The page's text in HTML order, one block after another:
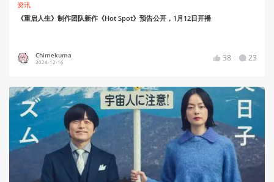
资讯
《重启人生》制作团队新作《Hot Spot》预告公开，1月12日开播
Chimekuma
2024-12-16 38 23